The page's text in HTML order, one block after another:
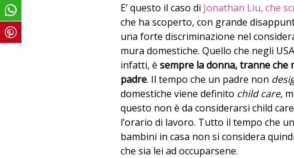
E’ questo il caso di Jonathan Liu, che
che ha scoperto, con grande
una forte discriminazione nel
mura domestiche. Quello che negli
infatti, è sempre la donna, tranne che
padre. Il tempo che un padre non
domestiche viene definito child care,
questo non è da considerarsi child
l’orario di lavoro. Tutto il tempo che
bambini in casa non si considera quindi
che sia lei ad occuparsene.